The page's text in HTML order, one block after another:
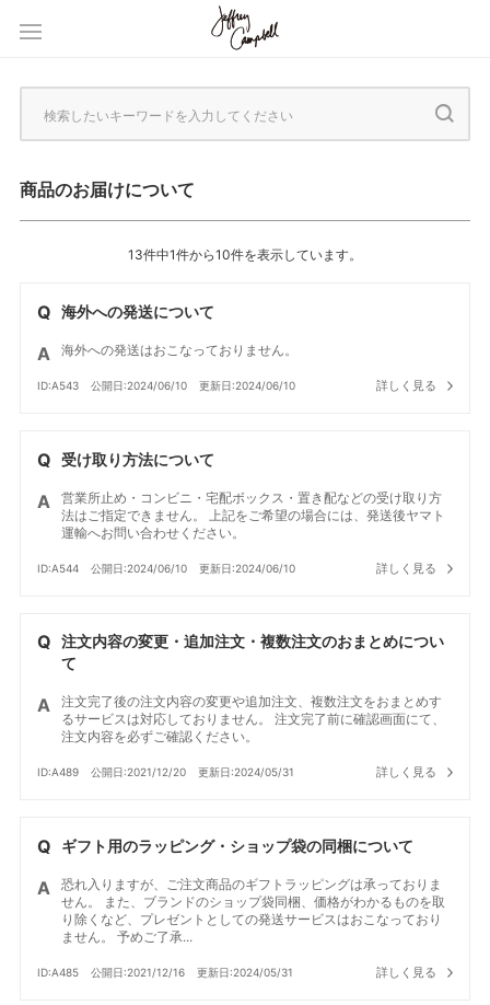
商品のお届けについて
13件中1件から10件を表示しています。
海外への発送について
海外への発送はおこなっておりません。
ID:A543 公開日:2024/06/10 更新日:2024/06/10 詳しく見る
受け取り方法について
営業所止め・コンビニ・宅配ボックス・置き配などの受け取り方
法はご指定できません。 上記をご希望の場合には、発送後ヤマト
運輸へお問い合わせください。
ID:A544 公開日:2024/06/10 更新日:2024/06/10 詳しく見る
注文内容の変更・追加注文・複数注文のおまとめについ
て
注文完了後の注文内容の変更や追加注文、複数注文をおまとめす
るサービスは対応しておりません。 注文完了前に確認画面にて、
注文内容を必ずご確認ください。
ID:A489 公開日:2021/12/20 更新日:2024/05/31 詳しく見る
ギフト用のラッピング・ショップ袋の同梱について
恐れ入りますが、ご注文商品のギフトラッピングは承っておりま
せん。 また、ブランドのショップ袋同梱、価格がわかるものを取
り除くなど、プレゼントとしての発送サービスはおこなっており
ません。 予めご了承...
ID:A485 公開日:2021/12/16 更新日:2024/05/31 詳しく見る